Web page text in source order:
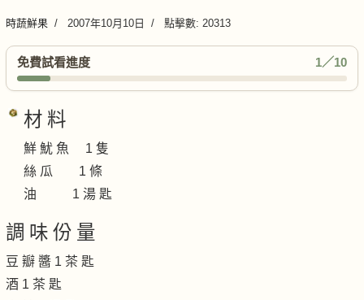
時蔬鮮果 2007年10月10日 點擊數: 20313
免費試看進度 1／10
材 料
鮮 魷 魚 1 隻
絲 瓜 1 條
油 1 湯 匙
調 味 份 量
豆 瓣 醬 1 茶 匙
酒 1 茶 匙